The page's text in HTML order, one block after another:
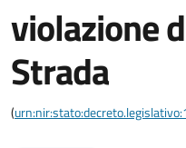
violazione
Strada
(